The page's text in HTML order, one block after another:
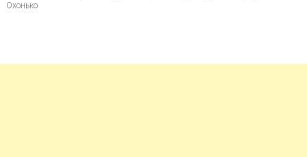
Охонько